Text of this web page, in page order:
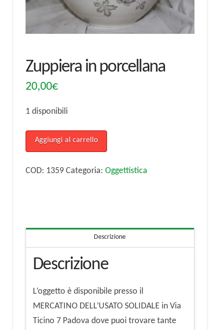
Zuppiera in porcellana
20,00€
1 disponibili
Zuppiera
in
porcellana
Aggiungi al carrello
COD: 1359 Categoria: Oggettistica
Descrizione
Descrizione
L’oggetto è disponibile presso il
MERCATINO DELL’USATO SOLIDALE in Via
Ticino 7 Padova dove puoi trovare tante